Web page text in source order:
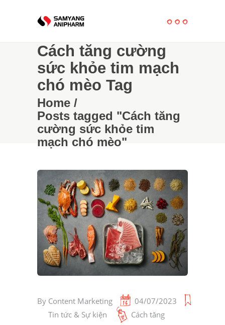
Cách tăng cường
sức khỏe tim mạch
chó mèo Tag
Home /
Posts tagged "Cách tăng
cường sức khỏe tim
mạch chó mèo"
By Content Marketing
04/07/2023
Tin tức & Sự kiện
Cách tăng